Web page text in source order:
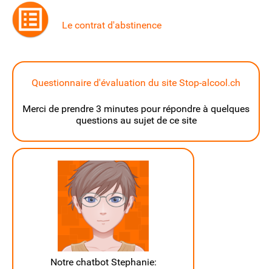
Le contrat d'abstinence
Questionnaire d'évaluation du site Stop-alcool.ch
Merci de prendre 3 minutes pour répondre à quelques
questions au sujet de ce site
Notre chatbot Stephanie: